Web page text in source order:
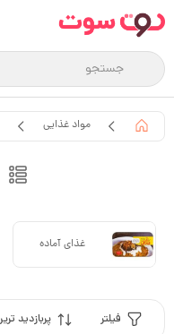
مواد غذایی
غذای آماده
فیلتر پربازدید